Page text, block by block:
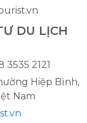
DU LỊCH
3535 2121
Hiệp Bình,
Nam